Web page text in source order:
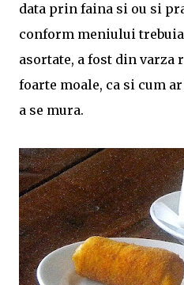
data prin faina si ou si
conform meniului trebuia
asortate, a fost din varza
foarte moale, ca si cum
a se mura.